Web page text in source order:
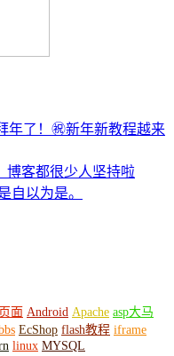
年了！㊗️新年新教程越来
博客都很少人坚持啦
自以为是。
面 Android Apache asp大马
EcShop flash教程 iframe
linux MYSQL